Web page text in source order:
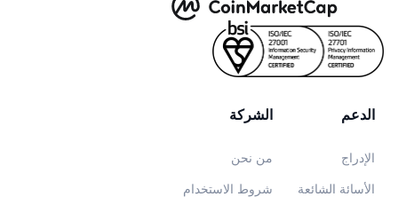
الشركة
من نحن
شروط الاستخدام
الدعم
الإدراج
الأسائة الشائعة